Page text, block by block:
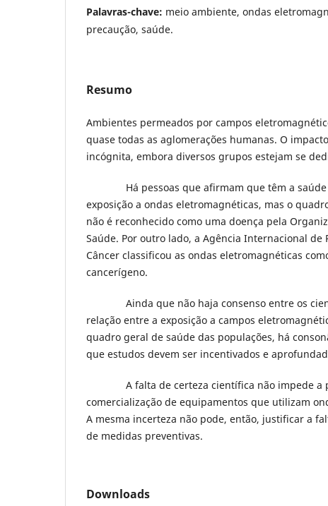
Palavras-chave: meio ambiente, ondas
precaução, saúde.
Resumo
Ambientes permeados por campos
quase todas as aglomerações humanas. O
incógnita, embora diversos grupos estejam se
Há pessoas que afirmam que têm a saúde
exposição a ondas eletromagnéticas, mas o
não é reconhecido como uma doença pela
Saúde. Por outro lado, a Agência Internacional de
Câncer classificou as ondas eletromagnéticas
cancerígeno.
Ainda que não haja consenso entre os
relação entre a exposição a campos
quadro geral de saúde das populações, há
que estudos devem ser incentivados e
A falta de certeza científica não impede a
comercialização de equipamentos que utilizam
A mesma incerteza não pode, então, justificar a
de medidas preventivas.
Downloads